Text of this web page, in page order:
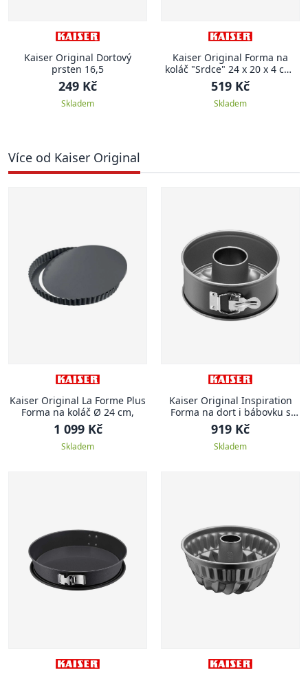
Kaiser Original Dortový
prsten 16,5
249 Kč
Skladem
Kaiser Original Forma na
koláč "Srdce" 24 x 20 x 4 cm,
CLASSIC
519 Kč
Skladem
Více od Kaiser Original
Kaiser Original La Forme Plus
Forma na koláč Ø 24 cm,
1 099 Kč
Skladem
Kaiser Original Inspiration
Forma na dort i bábovku s
pružinovým uzávěrem
Inspiration, 18 cm
919 Kč
Skladem